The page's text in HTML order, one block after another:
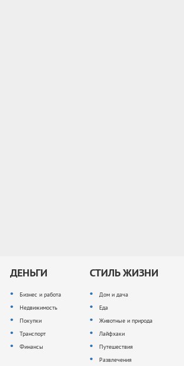
ДЕНЬГИ
Бизнес и работа
Недвижимость
Покупки
Транспорт
Финансы
СТИЛЬ ЖИЗНИ
Дом и дача
Еда
Животные и природа
Лайфхаки
Путешествия
Развлечения